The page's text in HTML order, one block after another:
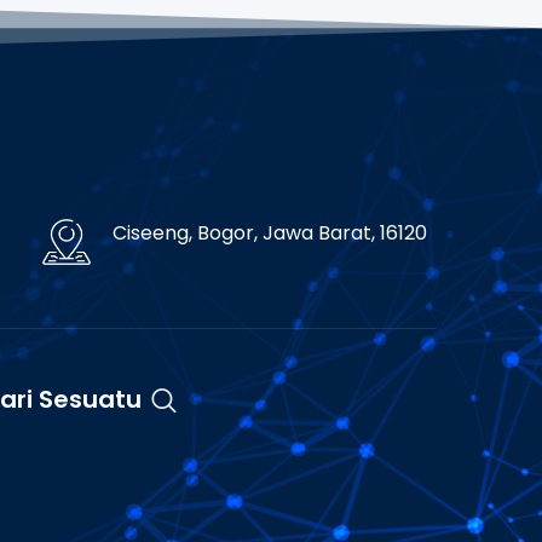
Ciseeng, Bogor, Jawa Barat, 16120
Sesuatu